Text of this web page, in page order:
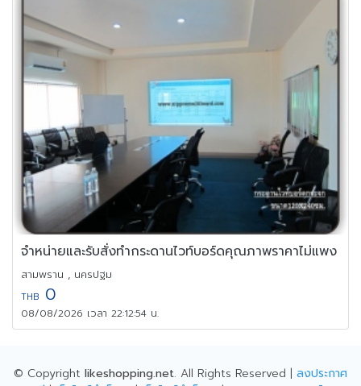
จำหน่ายและรับสั่งทำกระดานไวท์บอร์ดคุณภาพราคาไม่แพง
สามพราน , นครปฐม
THB 0
08/08/2026 เวลา 22:12:54 น.
© Copyright likeshopping.net. All Rights Reserved | ลงประกาศ